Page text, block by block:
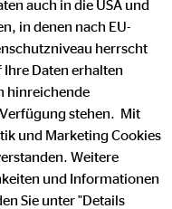
—
auch in die USA und
in denen nach EU-
herrscht
Daten erhalten
hinreichende
stehen. Mit
und Marketing Cookies
Weitere
und Informationen
Sie unter "Details